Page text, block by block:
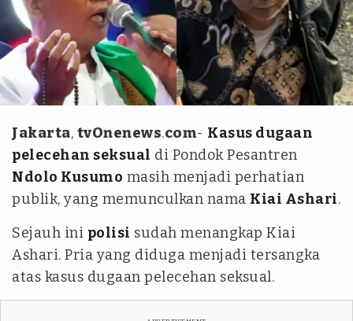
kolase tvOnenews.com/Youtube FHI Multimedia/ X
@neVerAl0nely___
Jakarta, tvOnenews.com- Kasus dugaan
pelecehan seksual di Pondok Pesantren
Ndolo Kusumo masih menjadi perhatian
publik, yang memunculkan nama Kiai Ashari.
Sejauh ini polisi sudah menangkap Kiai
Ashari. Pria yang diduga menjadi tersangka
atas kasus dugaan pelecehan seksual.